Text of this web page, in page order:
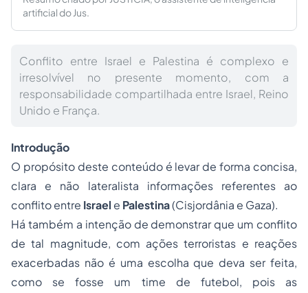
artificial do Jus.
Conflito entre Israel e Palestina é complexo e
irresolvível no presente momento, com a
responsabilidade compartilhada entre Israel, Reino
Unido e França.
Introdução
O propósito deste conteúdo é levar de forma concisa,
clara e não lateralista informações referentes ao
conflito entre Israel e Palestina(Cisjordânia e Gaza).
Há também a intenção de demonstrar que um conflito
de tal magnitude, com ações terroristas e reações
exacerbadas não é uma escolha que deva ser feita,
como se fosse um time de futebol, pois as